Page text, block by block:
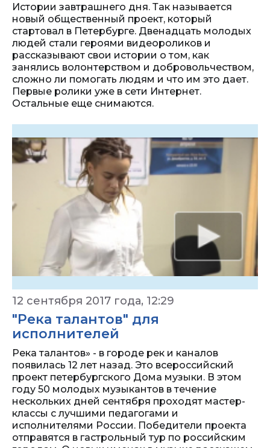
Истории завтрашнего дня. Так называется
новый общественный проект, который
стартовал в Петербурге. Двенадцать молодых
людей стали героями видеороликов и
рассказывают свои истории о том, как
занялись волонтерством и добровольчеством,
сложно ли помогать людям и что им это дает.
Первые ролики уже в сети Интернет.
Остальные еще снимаются.
12 сентября 2017 года, 12:29
"Река талантов" для
исполнителей
Река талантов» - в городе рек и каналов
появилась 12 лет назад. Это всероссийский
проект петербургского Дома музыки. В этом
году 50 молодых музыкантов в течение
нескольких дней сентября проходят мастер-
классы с лучшими педагогами и
исполнителями России. Победители проекта
отправятся в гастрольный тур по российским